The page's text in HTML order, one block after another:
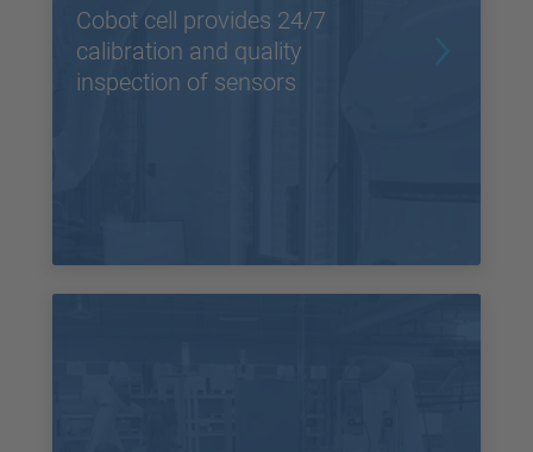
Cobot cell provides 24/7
calibration and quality
inspection of sensors